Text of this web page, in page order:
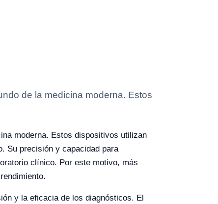
de la medicina moderna. Estos
moderna. Estos dispositivos utilizan
Su precisión y capacidad para
clínico. Por este motivo, más
y la eficacia de los diagnósticos. El